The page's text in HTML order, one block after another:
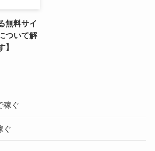
無料サイ
ついて解
稼ぐ
ぐ